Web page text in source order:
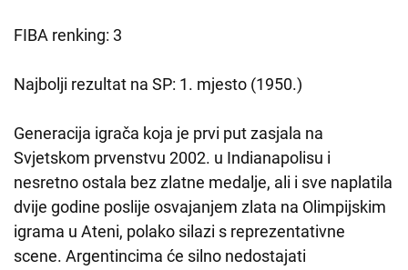
FIBA renking: 3
Najbolji rezultat na SP: 1. mjesto (1950.)
Generacija igrača koja je prvi put zasjala na
Svjetskom prvenstvu 2002. u Indianapolisu i
nesretno ostala bez zlatne medalje, ali i sve naplatila
dvije godine poslije osvajanjem zlata na Olimpijskim
igrama u Ateni, polako silazi s reprezentativne
scene. Argentincima će silno nedostajati